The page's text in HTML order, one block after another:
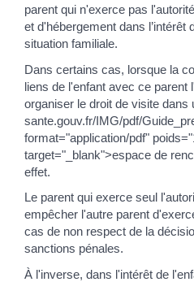
parent qui n'exerce pas
et d'hébergement dans l’intérêt
situation familiale.
Dans certains cas, lorsque la
liens de l'enfant avec ce parent
organiser le droit de visite dans
sante.gouv.fr/IMG/pdf/
format="application/pdf"
target="_blank">espace de
effet.
Le parent qui exerce seul
empêcher l'autre parent
cas de non respect de la
sanctions pénales.
À l'inverse, dans l'intérêt de